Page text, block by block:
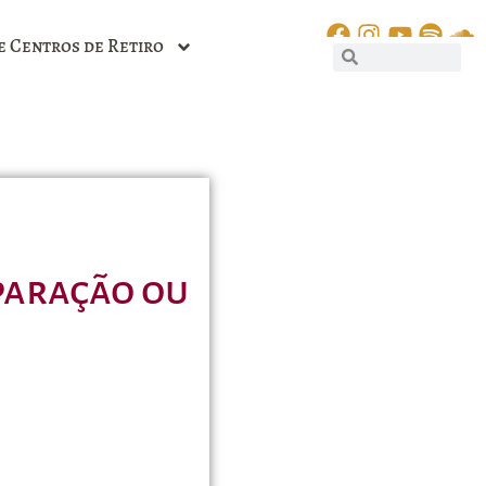
Centros de Retiro
ou